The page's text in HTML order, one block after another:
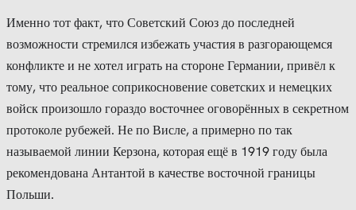
Именно тот факт, что Советский Союз до последней
возможности стремился избежать участия в разгорающемся
конфликте и не хотел играть на стороне Германии, привёл к
тому, что реальное соприкосновение советских и немецких
войск произошло гораздо восточнее оговорённых в секретном
протоколе рубежей. Не по Висле, а примерно по так
называемой линии Керзона, которая ещё в 1919 году была
рекомендована Антантой в качестве восточной границы
Польши.